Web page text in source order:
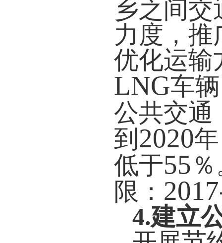
乡之间
力度，
优化运输
LNG车
公共交通
到 2020
低于55
限：
4.建立